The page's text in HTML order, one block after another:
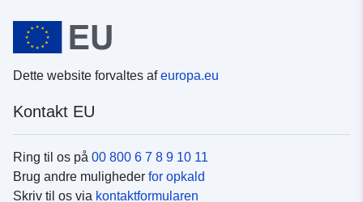
Dette website forvaltes afeuropa.eu
Kontakt EU
Ring til os på 00 800 6 7 8 9 10 11
Brug andre muligheder for opkald
Skriv til os via kontaktformularen